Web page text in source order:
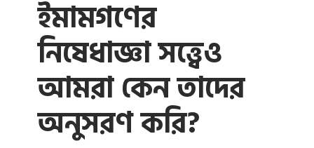
ইমামগণের
নিষেধাজ্ঞা সত্ত্বেও
আমরা কেন তাদের
অনুসরণ করি?